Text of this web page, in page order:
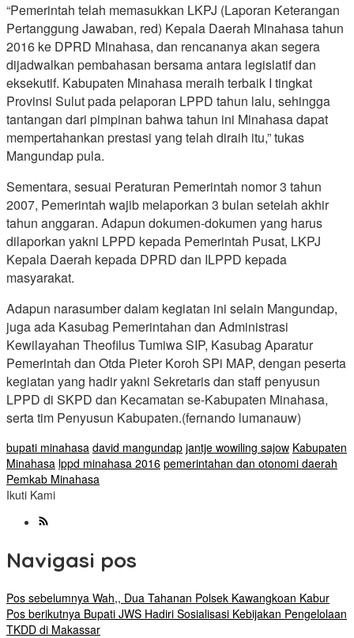
“Pemerintah telah memasukkan LKPJ (Laporan Keterangan
Pertanggung Jawaban, red) Kepala Daerah Minahasa tahun
2016 ke DPRD Minahasa, dan rencananya akan segera
dijadwalkan pembahasan bersama antara legislatif dan
eksekutif. Kabupaten Minahasa meraih terbaik I tingkat
Provinsi Sulut pada pelaporan LPPD tahun lalu, sehingga
tantangan dari pimpinan bahwa tahun ini Minahasa dapat
mempertahankan prestasi yang telah diraih itu,” tukas
Mangundap pula.
Sementara, sesuai Peraturan Pemerintah nomor 3 tahun
2007, Pemerintah wajib melaporkan 3 bulan setelah akhir
tahun anggaran. Adapun dokumen-dokumen yang harus
dilaporkan yakni LPPD kepada Pemerintah Pusat, LKPJ
Kepala Daerah kepada DPRD dan ILPPD kepada
masyarakat.
Adapun narasumber dalam kegiatan ini selain Mangundap,
juga ada Kasubag Pemerintahan dan Administrasi
Kewilayahan Theofilus Tumiwa SIP, Kasubag Aparatur
Pemerintah dan Otda Pieter Koroh SPi MAP, dengan peserta
kegiatan yang hadir yakni Sekretaris dan staff penyusun
LPPD di SKPD dan Kecamatan se-Kabupaten Minahasa,
serta tim Penyusun Kabupaten.(fernando lumanauw)
bupati minahasa david mangundap jantje wowiling sajow Kabupaten
Minahasa lppd minahasa 2016 pemerintahan dan otonomi daerah
Pemkab Minahasa
Ikuti Kami
Navigasi pos
Pos sebelumnya Wah,, Dua Tahanan Polsek Kawangkoan Kabur
Pos berikutnya Bupati JWS Hadiri Sosialisasi Kebijakan Pengelolaan
TKDD di Makassar